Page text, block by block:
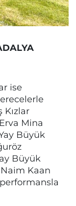
ise
Kızlar
Mina
Büyük
Büyük
Kaan